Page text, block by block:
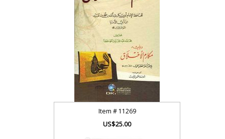
Item # 11269
US$25.00